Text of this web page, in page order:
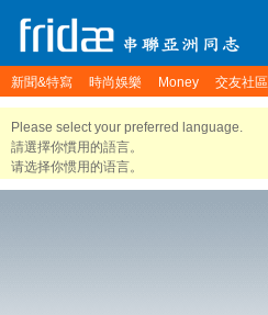
新聞&特寫 時尚娛樂 Money 交友社區
Please select your preferred language.
請選擇你慣用的語言。
请选择你惯用的语言。